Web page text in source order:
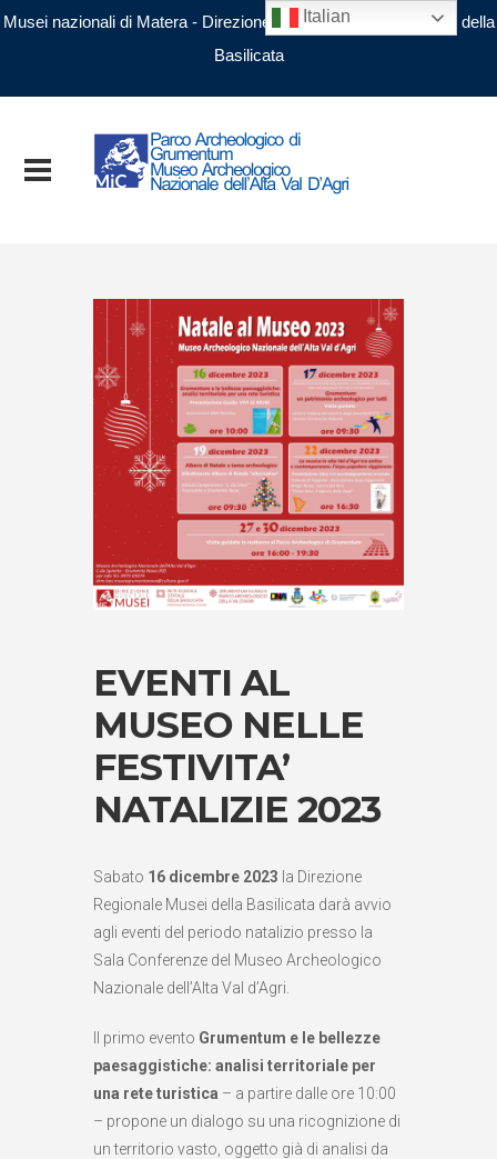
Musei nazionali di Matera - Direzione regionale Musei nazionali della
Basilicata
EVENTI AL
MUSEO NELLE
FESTIVITA’
NATALIZIE 2023
Sabato 16 dicembre 2023 la Direzione
Regionale Musei della Basilicata darà avvio
agli eventi del periodo natalizio presso la
Sala Conferenze del Museo Archeologico
Nazionale dell’Alta Val d’Agri.
Il primo evento Grumentum e le bellezze
paesaggistiche: analisi territoriale per
una rete turistica – a partire dalle ore 10:00
– propone un dialogo su una ricognizione di
un territorio vasto, oggetto già di analisi da
Italian